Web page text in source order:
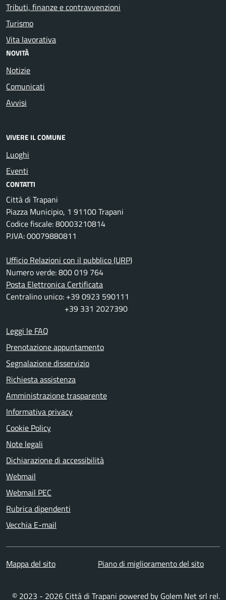
Tributi, finanze e contravvenzioni
Turismo
Vita lavorativa
NOVITÀ
Notizie
Comunicati
Avvisi
VIVERE IL COMUNE
Luoghi
Eventi
CONTATTI
Città di Trapani
Piazza Municipio, 1 91100 Trapani
Codice fiscale: 80003210814
P.IVA: 00079880811
Ufficio Relazioni con il pubblico (URP)
Numero verde: 800 019 764
Posta Elettronica Certificata
Centralino unico: +39 0923 590111
+39 331 2027390
Leggi le FAQ
Prenotazione appuntamento
Segnalazione disservizio
Richiesta assistenza
Amministrazione trasparente
Informativa privacy
Cookie Policy
Note legali
Dichiarazione di accessibilità
Webmail
Webmail PEC
Rubrica dipendenti
Vecchia E-mail
Mappa del sito Piano di miglioramento del sito
© 2023 - 2026 Città di Trapani powered by Golem Net srl rel.